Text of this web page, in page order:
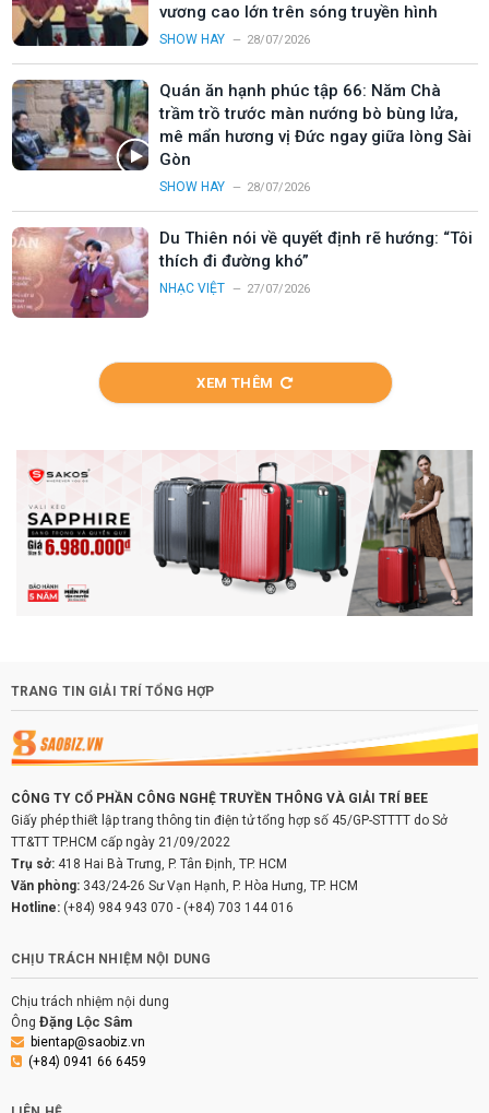
vương cao lớn trên sóng truyền hình
SHOW HAY 28/07/2026
Quán ăn hạnh phúc tập 66: Năm Chà
trầm trồ trước màn nướng bò bùng lửa,
mê mẩn hương vị Đức ngay giữa lòng Sài
Gòn
SHOW HAY 28/07/2026
Du Thiên nói về quyết định rẽ hướng: “Tôi
thích đi đường khó”
NHẠC VIỆT 27/07/2026
XEM THÊM
TRANG TIN GIẢI TRÍ TỔNG HỢP
CÔNG TY CỔ PHẦN CÔNG NGHỆ TRUYỀN THÔNG VÀ GIẢI TRÍ BEE
Giấy phép thiết lập trang thông tin điện tử tổng hợp số 45/GP-STTTT do Sở
TT&TT TP.HCM cấp ngày 21/09/2022
Trụ sở: 418 Hai Bà Trưng, P. Tân Định, TP. HCM
Văn phòng: 343/24-26 Sư Vạn Hạnh, P. Hòa Hưng, TP. HCM
Hotline: (+84) 984 943 070 - (+84) 703 144 016
CHỊU TRÁCH NHIỆM NỘI DUNG
Chịu trách nhiệm nội dung
Ông Đặng Lộc Sâm
bientap@saobiz.vn
(+84) 0941 66 6459